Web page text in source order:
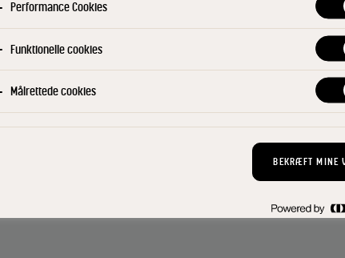
Performance Cookies
Funktionelle cookies
Målrettede cookies
BEKRÆFT MINE